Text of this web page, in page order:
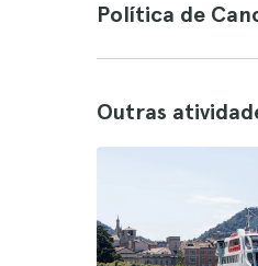
Política de
Outras